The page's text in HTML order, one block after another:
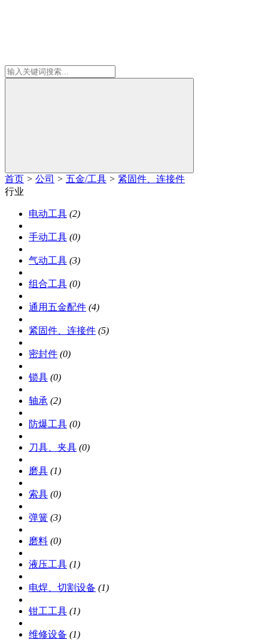
首页 > 公司 > 五金/工具 > 紧固件、连接件
行业
电动工具 (2)
手动工具 (0)
气动工具 (3)
组合工具 (0)
通用五金配件 (4)
紧固件、连接件 (5)
密封件 (0)
锁具 (0)
轴承 (2)
防爆工具 (0)
刀具、夹具 (0)
磨具 (1)
索具 (0)
弹簧 (3)
磨料 (0)
液压工具 (1)
电焊、切割设备 (1)
钳工工具 (1)
维修设备 (1)